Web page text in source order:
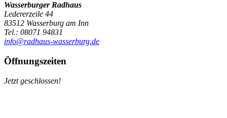
Wasserburger Radhaus
Ledererzeile 44
83512 Wasserburg am Inn
Tel.: 08071 94831
info@radhaus-wasserburg.de
Öffnungszeiten
Jetzt geschlossen!